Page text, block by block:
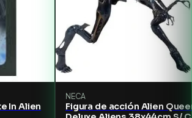
In Alien
NECA
Figura de acción Alien